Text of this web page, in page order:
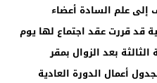
علم السادة أعضاء
قد قررت عقد اجتماع لها يوم
على الساعة الثالثة بعد الزوال بمقر
أعمال الدورة العادية